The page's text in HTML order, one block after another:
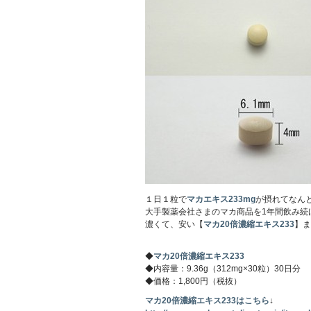
１日１粒でマカエキス233mgが摂れてなん
大手製薬会社さまのマカ商品を1年間飲み
濃くて、安い【 マカ20倍濃縮エキス233】
◆マカ20倍濃縮エキス233
◆内容量：9.36g（312mg×30粒）30日分
◆価格：1,800円（税抜）
マカ20倍濃縮エキス233はこちら↓